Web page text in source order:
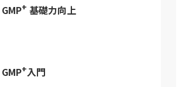
GMP+ 基礎力向上
GMP+入門